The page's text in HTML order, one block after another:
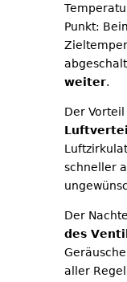
Punkt:
weiter.
Der
schneller
Der
des
aller